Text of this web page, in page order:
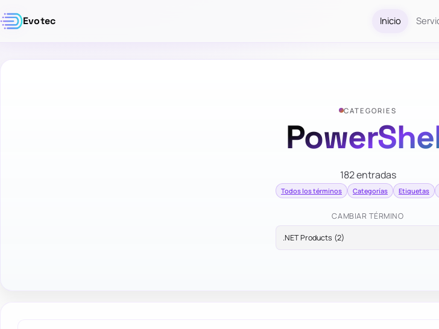
Evotec Inicio
CATEGORIES
182 entradas
Todos los términos Categorías Etiquetas
CAMBIAR TÉRMINO